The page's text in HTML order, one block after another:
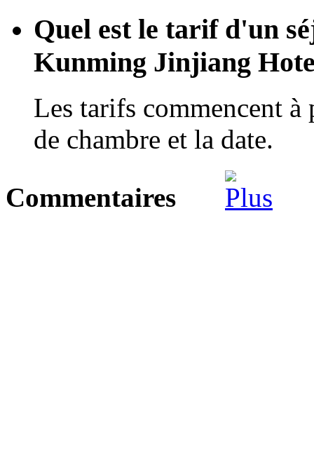
Quel est le tarif d'un
Kunming Jinjiang
Les tarifs commencent
de chambre et la date.
Commentaires